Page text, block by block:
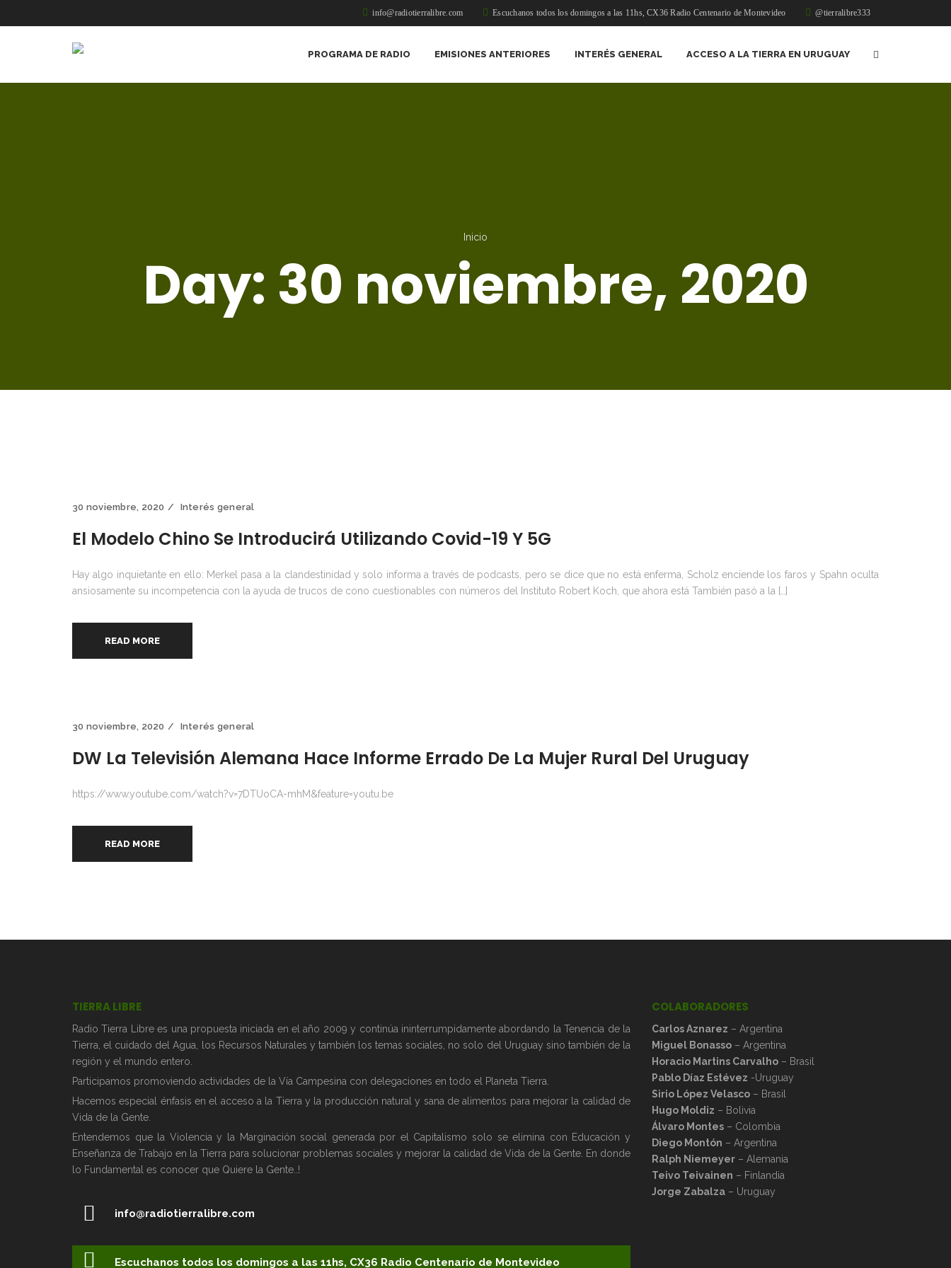
info@radiotierralibre.com Escuchanos todos los domingos a las 11hs, CX36 Radio Centenario de Montevideo @tierralibre333
PROGRAMA DE RADIO EMISIONES ANTERIORES INTERÉS GENERAL ACCESO A LA TIERRA EN URUGUAY
Inicio
Day: 30 noviembre, 2020
30 noviembre, 2020 Interés general
El Modelo Chino Se Introducirá Utilizando Covid-19 Y 5G
Hay algo inquietante en ello: Merkel pasa a la clandestinidad y solo informa a través de podcasts, pero se dice que no está enferma, Scholz enciende los faros y Spahn oculta
ansiosamente su incompetencia con la ayuda de trucos de cono cuestionables con números del Instituto Robert Koch, que ahora está También pasó a la […]
READ MORE
30 noviembre, 2020 Interés general
DW La Televisión Alemana Hace Informe Errado De La Mujer Rural Del Uruguay
https://www.youtube.com/watch?v=7DTUoCA-mhM&feature=youtu.be
READ MORE
TIERRA LIBRE
Radio Tierra Libre es una propuesta iniciada en el año 2009 y continúa ininterrumpidamente abordando la Tenencia de la
Tierra, el cuidado del Agua, los Recursos Naturales y también los temas sociales, no solo del Uruguay sino también de la
región y el mundo entero.
Participamos promoviendo actividades de la Vía Campesina con delegaciones en todo el Planeta Tierra.
Hacemos especial énfasis en el acceso a la Tierra y la producción natural y sana de alimentos para mejorar la calidad de
Vida de la Gente.
Entendemos que la Violencia y la Marginación social generada por el Capitalismo solo se elimina con Educación y
Enseñanza de Trabajo en la Tierra para solucionar problemas sociales y mejorar la calidad de Vida de la Gente. En donde
lo Fundamental es conocer que Quiere la Gente..!
info@radiotierralibre.com
Escuchanos todos los domingos a las 11hs, CX36 Radio Centenario de Montevideo
COLABORADORES
Carlos Aznarez – Argentina
Miguel Bonasso – Argentina
Horacio Martins Carvalho – Brasil
Pablo Díaz Estévez -Uruguay
Sirio López Velasco – Brasil
Hugo Moldiz – Bolivia
Álvaro Montes – Colombia
Diego Montón – Argentina
Ralph Niemeyer – Alemania
Teivo Teivainen – Finlandia
Jorge Zabalza – Uruguay